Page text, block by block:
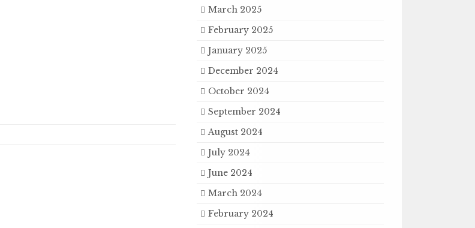
March 2025
February 2025
January 2025
December 2024
October 2024
September 2024
August 2024
July 2024
June 2024
March 2024
February 2024